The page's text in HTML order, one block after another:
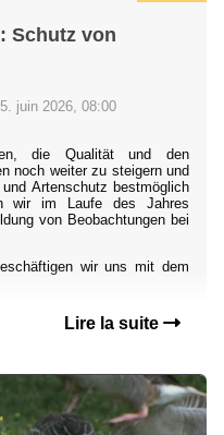
Schutz von
juin 2026, 08:00
die Qualität und den
noch weiter zu steigern und
Artenschutz bestmöglich
wir im Laufe des Jahres
von Beobachtungen bei
wir uns mit dem
Lire la suite